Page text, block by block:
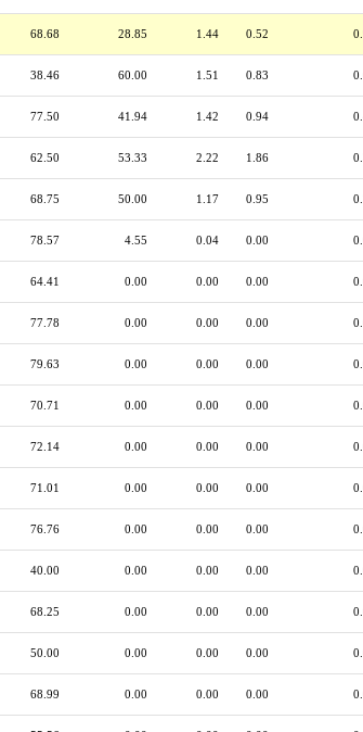
68.68 28.85 1.44 0.52
38.46 60.00 1.51 0.83
77.50 41.94 1.42 0.94
62.50 53.33 2.22 1.86
68.75 50.00 1.17 0.95
78.57 4.55 0.04 0.00
64.41 0.00 0.00 0.00
77.78 0.00 0.00 0.00
79.63 0.00 0.00 0.00
70.71 0.00 0.00 0.00
72.14 0.00 0.00 0.00
71.01 0.00 0.00 0.00
76.76 0.00 0.00 0.00
40.00 0.00 0.00 0.00
68.25 0.00 0.00 0.00
50.00 0.00 0.00 0.00
68.99 0.00 0.00 0.00